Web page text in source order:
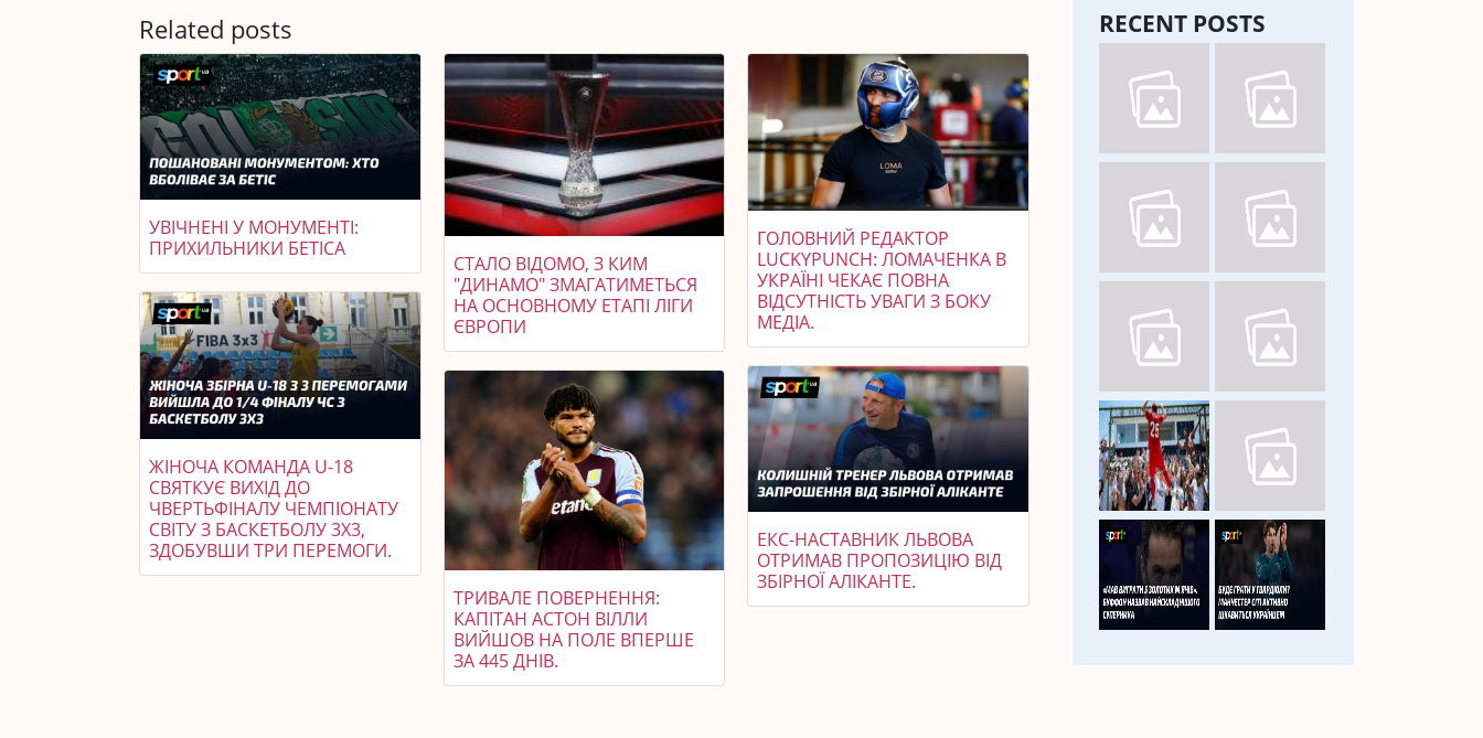
RECENT POSTS
Related posts
УВІЧНЕНІ У МОНУМЕНТІ:
ПРИХИЛЬНИКИ БЕТІСА
ЖІНОЧА КОМАНДА U-18
СВЯТКУЄ ВИХІД ДО
ЧВЕРТЬФІНАЛУ ЧЕМПІОНАТУ
СВІТУ З БАСКЕТБОЛУ 3X3,
ЗДОБУВШИ ТРИ ПЕРЕМОГИ.
СТАЛО ВІДОМО, З КИМ
"ДИНАМО" ЗМАГАТИМЕТЬСЯ
НА ОСНОВНОМУ ЕТАПІ ЛІГИ
ЄВРОПИ
ТРИВАЛЕ ПОВЕРНЕННЯ:
КАПІТАН АСТОН ВІЛЛИ
ВИЙШОВ НА ПОЛЕ ВПЕРШЕ
ЗА 445 ДНІВ.
ГОЛОВНИЙ РЕДАКТОР
LUCKYPUNCH: ЛОМАЧЕНКА В
УКРАЇНІ ЧЕКАЄ ПОВНА
ВІДСУТНІСТЬ УВАГИ З БОКУ
МЕДІА.
ЕКС-НАСТАВНИК ЛЬВОВА
ОТРИМАВ ПРОПОЗИЦІЮ ВІД
ЗБІРНОЇ АЛІКАНТЕ.